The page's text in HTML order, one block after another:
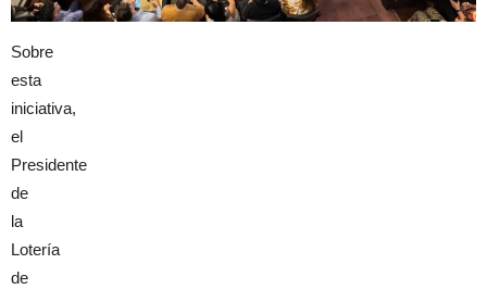
Sobre
esta
iniciativa,
el
Presidente
de
la
Lotería
de